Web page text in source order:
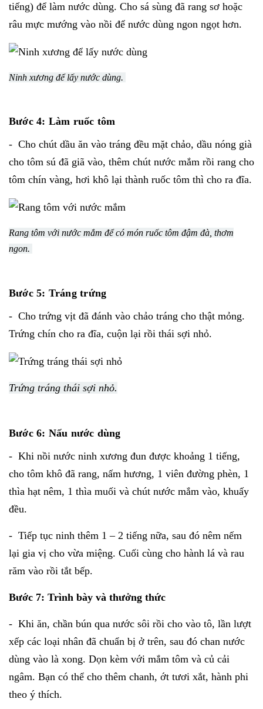
tiếng) để làm nước dùng. Cho sá sùng đã rang sơ hoặc
râu mực mướng vào nồi để nước dùng ngon ngọt hơn.
Ninh xương để lấy nước dùng.
Bước 4: Làm ruốc tôm
- Cho chút dầu ăn vào tráng đều mặt chảo, dầu nóng già
cho tôm sú đã giã vào, thêm chút nước mắm rồi rang cho
tôm chín vàng, hơi khô lại thành ruốc tôm thì cho ra đĩa.
Rang tôm với nước mắm để có món ruốc tôm đậm đà, thơm
ngon.
Bước 5: Tráng trứng
- Cho trứng vịt đã đánh vào chảo tráng cho thật mỏng.
Trứng chín cho ra đĩa, cuộn lại rồi thái sợi nhỏ.
Trứng tráng thái sợi nhỏ.
Bước 6: Nấu nước dùng
- Khi nồi nước ninh xương đun được khoảng 1 tiếng,
cho tôm khô đã rang, nấm hương, 1 viên đường phèn, 1
thìa hạt nêm, 1 thìa muối và chút nước mắm vào, khuấy
đều.
- Tiếp tục ninh thêm 1 – 2 tiếng nữa, sau đó nêm nếm
lại gia vị cho vừa miệng. Cuối cùng cho hành lá và rau
răm vào rồi tắt bếp.
Bước 7: Trình bày và thưởng thức
- Khi ăn, chần bún qua nước sôi rồi cho vào tô, lần lượt
xếp các loại nhân đã chuẩn bị ở trên, sau đó chan nước
dùng vào là xong. Dọn kèm với mắm tôm và củ cải
ngâm. Bạn có thể cho thêm chanh, ớt tươi xắt, hành phi
theo ý thích.